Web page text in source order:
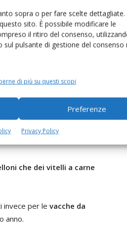
sopra o per fare scelte dettagliate.
sito. È possibile modificare le
il ritiro del consenso,
sul pulsante di gestione del consenso
di più su questi scopi
Preferenze
Privacy Policy
proseguita anche in
le piazze monitorate e per
l’ampia variazione di
brevi, con picchi del
con i listini che sono
Tra queste ritroviamo
che dei vitelli a carne
invece per le vacche da
anno.